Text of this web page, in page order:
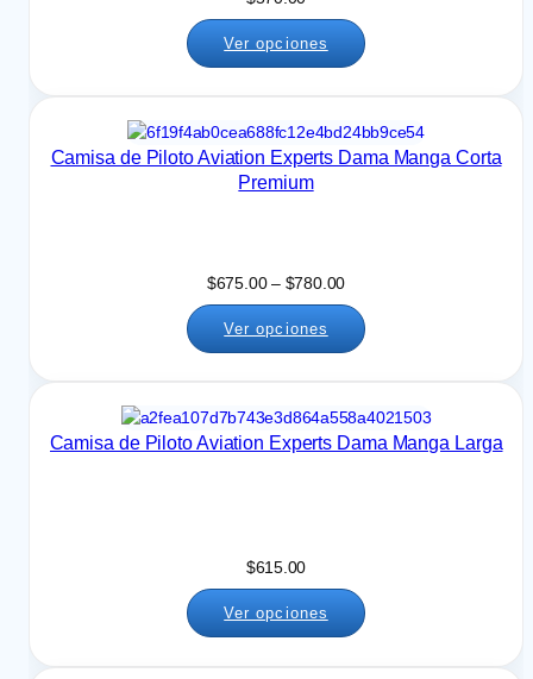
s
d
5
.
a
s
0
0
Ver opciones
Camisa de Piloto Aviation Experts Dama Manga Corta
Premium
$675.00 – $780.00R
a
g
e
p
:
Ver opciones
Camisa de Piloto Aviation Experts Dama Manga Larga
$615.00
Ver opciones